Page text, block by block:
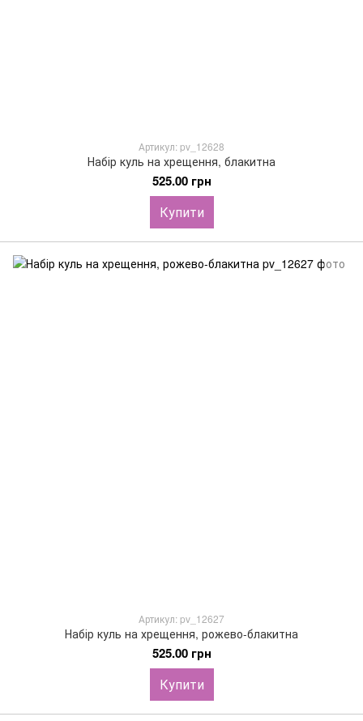
Артикул: pv_12628
Набір куль на хрещення, блакитна
525.00 грн
Купити
Артикул: pv_12627
Набір куль на хрещення, рожево-блакитна
525.00 грн
Купити